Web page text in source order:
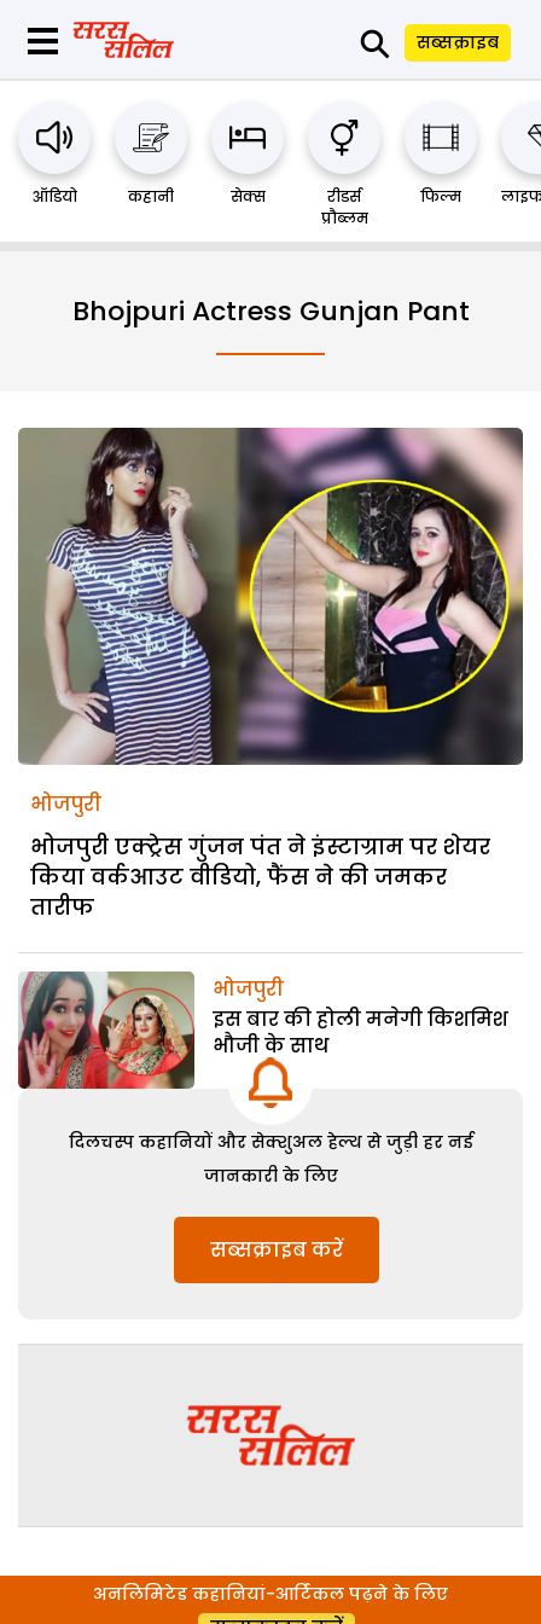
⚲ सब्सक्राइब
ऑडियो कहानी सेक्स
रीडर्स
प्रौब्लम
फिल्म
Bhojpuri Actress Gunjan Pant
भोजपुरी
भोजपुरी एक्ट्रेस गुंजन पंत ने इंस्टाग्राम पर शेयर
किया वर्कआउट वीडियो, फैंस ने की जमकर
तारीफ
भोजपुरी
इस बार की होली मनेगी किशमिश
भौजी के साथ
दिलचस्प कहानियों और सेक्शुअल हेल्थ से जुड़ी हर नई
जानकारी के लिए
सब्सक्राइब करें
अनलिमिटेड कहानियां-आर्टिकल पढ़ने के लिए